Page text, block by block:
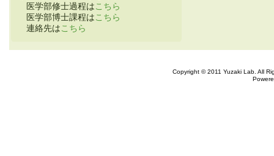
医学部修士過程は こちら
医学部博士課程は こちら
連絡先は こちら
Copyright © 2011 Yuzaki Lab. All